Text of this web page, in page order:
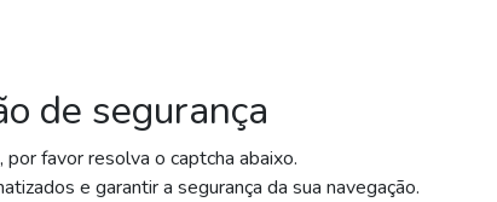
de segurança
por favor resolva o captcha abaixo.
e garantir a segurança da sua navegação.